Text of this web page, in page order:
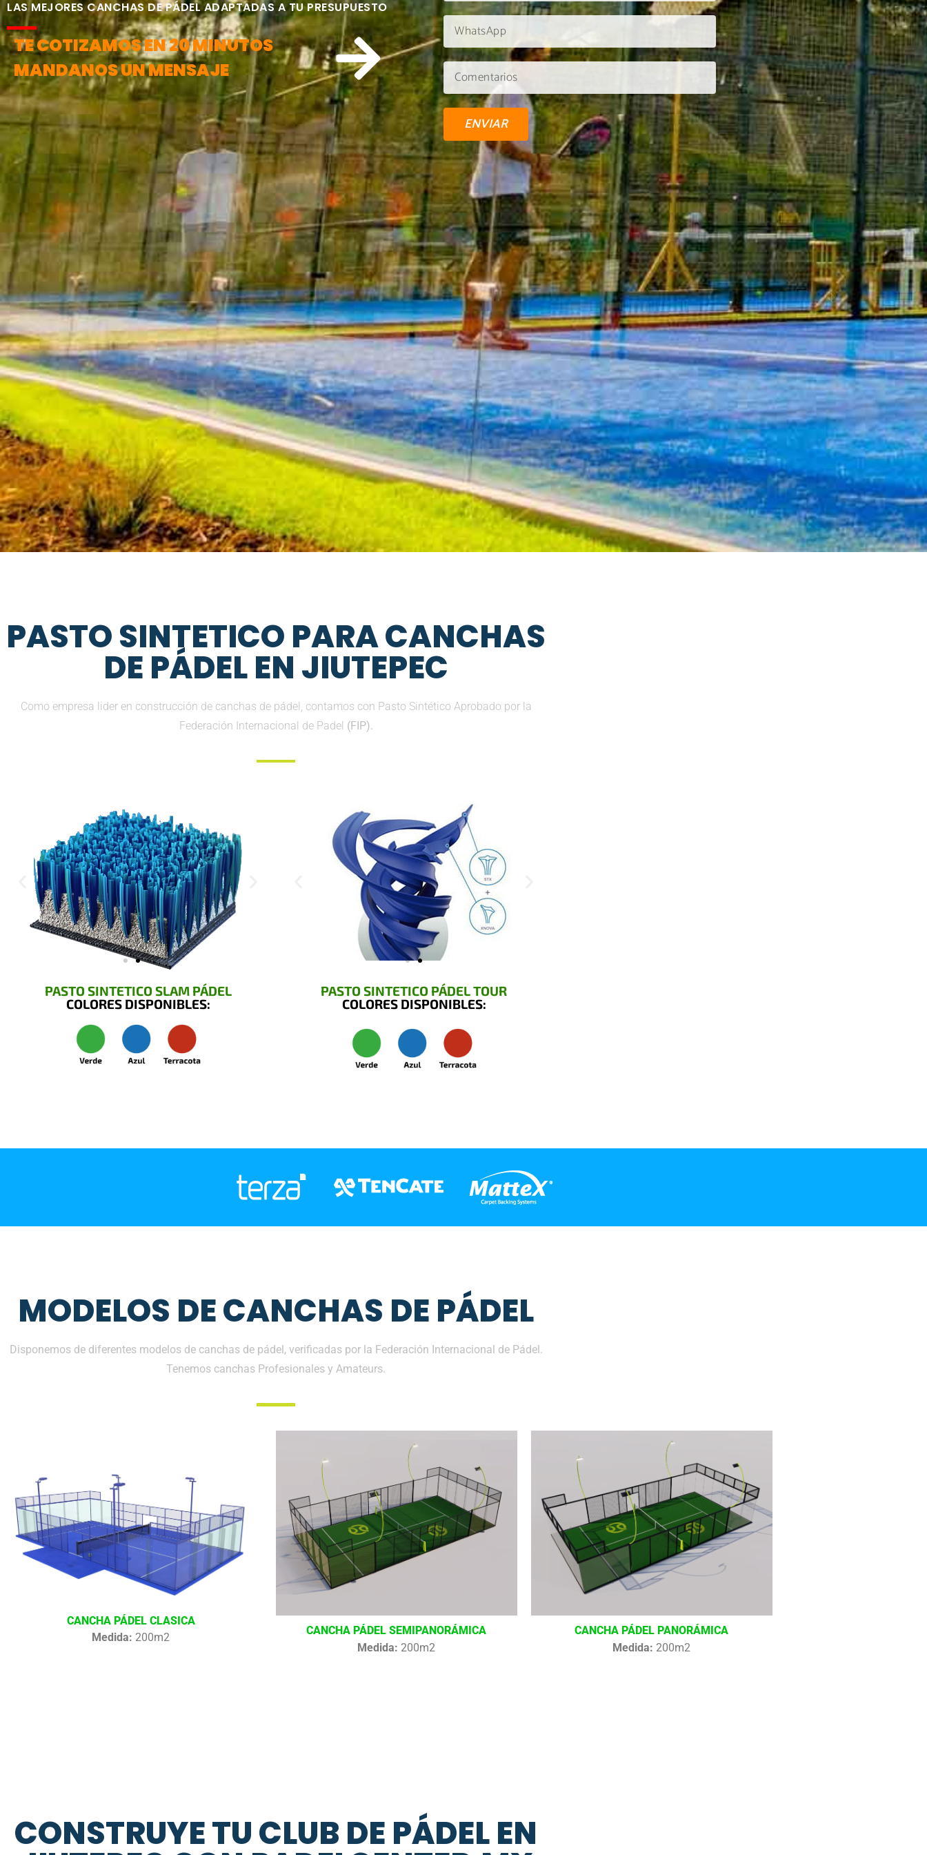
LAS MEJORES CANCHAS DE PÁDEL ADAPTADAS A TU PRESUPUESTO
TE COTIZAMOS EN 20 MINUTOS
MANDANOS UN MENSAJE
ENVIAR
PASTO SINTETICO PARA CANCHAS
DE PÁDEL EN JIUTEPEC
Como empresa lider en construcción de canchas de pádel, contamos con Pasto Sintético Aprobado por la
Federación Internacional de Padel (FIP).
PASTO SINTETICO SLAM PÁDEL
COLORES DISPONIBLES:
PASTO SINTETICO PÁDEL TOUR
COLORES DISPONIBLES:
MODELOS DE CANCHAS DE PÁDEL
Disponemos de diferentes modelos de canchas de pádel, verificadas por la Federación Internacional de Pádel.
Tenemos canchas Profesionales y Amateurs.
CANCHA PÁDEL CLASICA
Medida: 200m2
CANCHA PÁDEL SEMIPANORÁMICA
Medida: 200m2
CANCHA PÁDEL PANORÁMICA
Medida: 200m2
CONSTRUYE TU CLUB DE PÁDEL EN